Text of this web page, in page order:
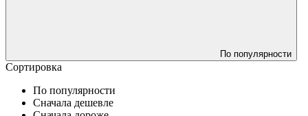
По популярности
Сортировка
По популярности
Сначала дешевле